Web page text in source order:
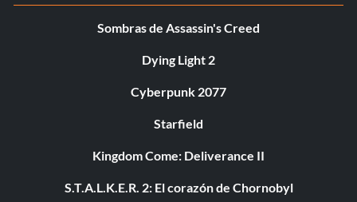
Sombras de Assassin's Creed
Dying Light 2
Cyberpunk 2077
Starfield
Kingdom Come: Deliverance II
S.T.A.L.K.E.R. 2: El corazón de Chornobyl